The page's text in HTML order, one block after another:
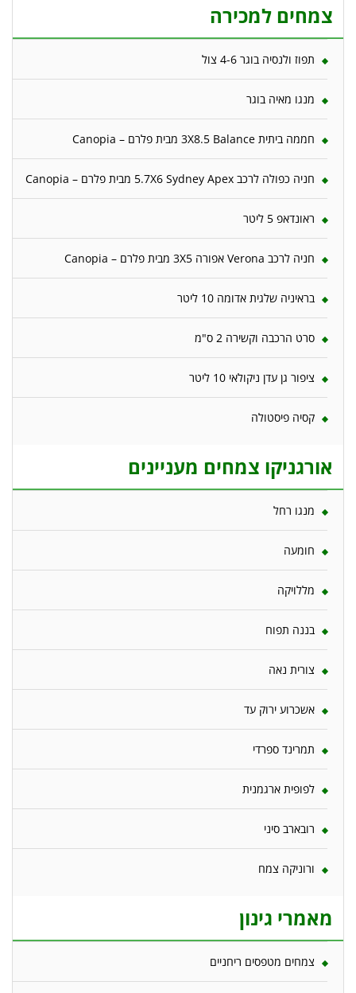
צמחים למכירה
תפוז ולנסיה בוגר 4-6 צול
מנגו מאיה בוגר
חממה ביתית 3X8.5 Balance מבית פלרם – Canopia
חניה כפולה לרכב 5.7X6 Sydney Apex מבית פלרם – Canopia
ראונדאפ 5 ליטר
חניה לרכב Verona אפורה 3X5 מבית פלרם – Canopia
בראיניה שלגית אדומה 10 ליטר
סרט הרכבה וקשירה 2 ס"מ
ציפור גן עדן ניקולאי 10 ליטר
קסיה פיסטולה
אורגניקו צמחים מעניינים
מנגו רחל
חומעה
מללויקה
בננה תפוח
צורית נאה
אשכרוע ירוק עד
תמרינד ספרדי
לפופית ארגמנית
רובארב סיני
ורוניקה צמח
מאמרי גינון
צמחים מטפסים ריחניים